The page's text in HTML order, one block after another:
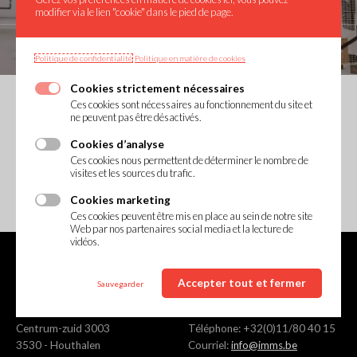
Cookies
omnomnom
modifier via le lien "cookie" dans le pied de page.
Politique de confidentialité Politique en matière de cookies
Cookies strictement nécessaires
Ces cookies sont nécessaires au fonctionnement du site et
ne peuvent pas être désactivés.
Cookies d’analyse
Ces cookies nous permettent de déterminer le nombre de
visites et les sources du trafic.
Cookies marketing
Ces cookies peuvent être mis en place au sein de notre site
Web par nos partenaires social media et la lecture de
vidéos.
Sauvegarder Accepter tout et fermer
Centrum-zuid 3003
3530 - Houthalen
Téléphone: +32(0)11/80 40 15
Courriel:info@imms.be